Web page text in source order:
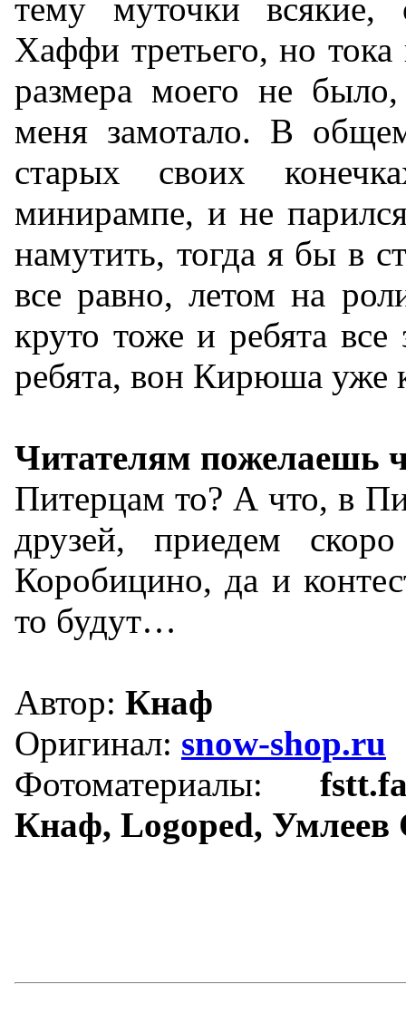
тему муточки
Хаффи третьего, но тока
размера моего не
меня замотало. В
старых своих
минирампе, и не
намутить, тогда я бы в
все равно, летом на
круто тоже и ребята
ребята, вон Кирюша уже
Читателям пожелаешь
Питерцам то? А что, в
друзей, приедем
Коробицино, да и
то будут…
Автор: Кнаф
Оригинал: snow-shop.ru
Фотоматериалы:
Кнаф, Logoped, Умлеев